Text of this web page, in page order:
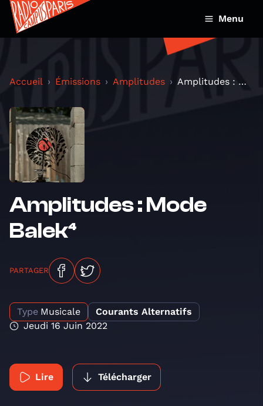
Menu
Accueil Émissions Amplitudes Amplitudes : Mode Balek⁴
Amplitudes : Mode
Balek⁴
PARTAGER
Type Musicale
Courants Alternatifs
Jeudi 16 Juin 2022
Lire Télécharger